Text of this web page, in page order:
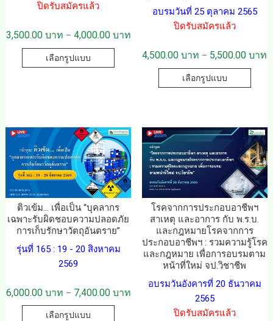
ปิดรับสมัครแล้ว
3,500.00 บาท – 4,000.00 บาท
เลือกรูปแบบ
อบรมวันที่ 25 ตุลาคม 2565
ปิดรับสมัครแล้ว
4,500.00บาท – 5,500.00บาท
เลือกรูปแบบ
ติวเข้ม… เพื่อเป็น “บุคลากร
เฉพาะรับผิดชอบความปลอดภัย
การเก็บรักษาวัตถุอันตราย”
รุ่นที่ 165 : 19 - 20 สิงหาคม
2569
6,000.00 บาท – 7,400.00 บาท
เลือกรูปแบบ
โรคจากการประกอบอาชีพฯ
สาเหตุ และอาการ กับ พ.ร.บ.
และกฎหมายโรคจากการ
ประกอบอาชีพฯ : รวมความรู้โรค
และกฎหมาย เพื่อการอบรมตาม
หน้าที่ใหม่ จป.วิชาชีพ
อบรมวันอังคารที่ 20 ธันวาคม
2565
ปิดรับสมัครแล้ว